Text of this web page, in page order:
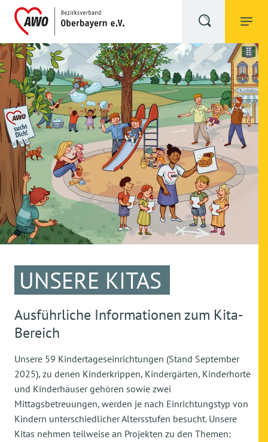
UNSERE KITAS
Ausführliche Informationen zum Kita-
Bereich
Unsere 59 Kindertageseinrichtungen (Stand September
2025), zu denen Kinderkrippen, Kindergärten, Kinderhorte
und Kinderhäuser gehören sowie zwei
Mittagsbetreuungen, werden je nach Einrichtungstyp von
Kindern unterschiedlicher Altersstufen besucht. Unsere
Kitas nehmen teilweise an Projekten zu den Themen: